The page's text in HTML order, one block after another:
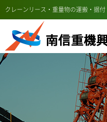
クレーンリース・重量物の運搬・据